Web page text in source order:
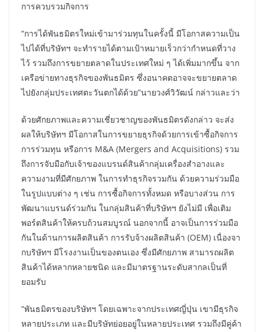
การควบรวมกิจการ
“การได้พันธมิตรใหม่เข้ามาร่วมทุนในครั้งนี้ มีโอกาสความเป็น
ไปได้ที่บริษัทฯ จะทำรายได้ตามเป้าหมายเร็วกว่ากำหนดที่วาง
ไว้ รวมถึงการขยายตลาดในประเทศใหม่ ๆ ได้เพิ่มมากขึ้น จาก
เครือข่ายทางธุรกิจของพันธมิตร ซึ่งอนาคตอาจจะขยายตลาด
ไปยังกลุ่มประเทศตะวันตกได้ด้วย”นายวงศ์วิวัฒน์ กล่าวและว่า
ด้วยศักยภาพและความเชี่ยวชาญของพันธมิตรดังกล่าว จะส่ง
ผลให้บริษัทฯ มีโอกาสในการขยายธุรกิจด้วยการเข้าซื้อกิจการ
การร่วมทุน หรือการ M&A (Mergers and Acquisitions) รวม
ถึงการจับมือกับเจ้าของแบรนด์สินค้ากลุ่มเครื่องสำอางและ
ความงามที่มีศักยภาพ ในการทำธุรกิจรวมกัน ด้วยความร่วมมือ
ในรูปแบบต่าง ๆ เช่น การซื้อกิจการทั้งหมด หรือบางส่วน การ
พัฒนาแบรนด์ร่วมกัน ในกลุ่มสินค้าที่บริษัทฯ ยังไม่มี เพื่อเติม
พอร์ตสินค้าให้ครบถ้วนสมบูรณ์ นอกจากนี้ อาจเป็นการร่วมมือ
กันในด้านการผลิตสินค้า การรับจ้างผลิตสินค้า (OEM) เนื่องจา
กบริษัทฯ มีโรงงานเป็นของตนเอง ซึ่งมีศักยภาพ สามารถผลิต
สินค้าได้หลากหลายชนิด และมีมาตรฐานระดับสากลเป็นที่
ยอมรับ
“พันธมิตรของบริษัทฯ โดยเฉพาะจากประเทศญี่ปุ่น เขามีธุรกิจ
หลายประเภท และมีบริษัทย่อยอยู่ในหลายประเทศ รวมถึงมีคู่ค้า